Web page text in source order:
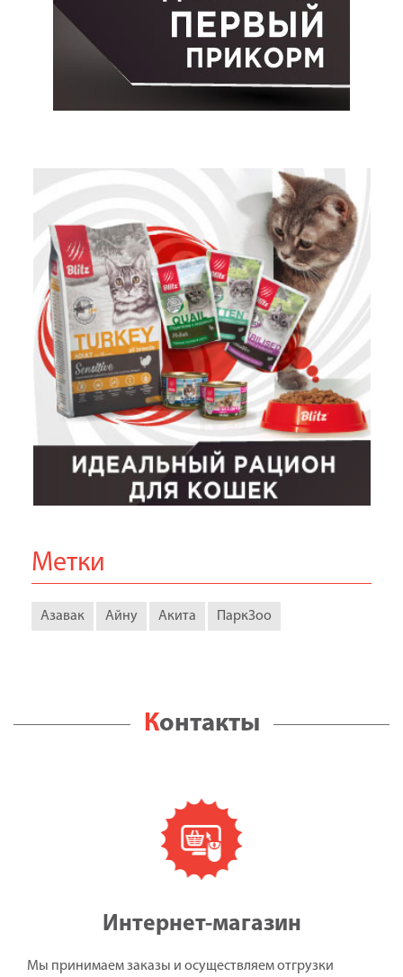
Метки
Азавак Айну Акита ПаркЗоо
Контакты
Интернет-магазин
Мы принимаем заказы и осуществляем отгрузки